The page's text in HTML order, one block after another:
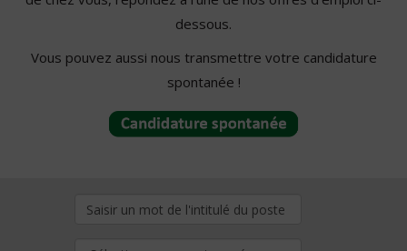
dessous.
Vous pouvez aussi nous transmettre votre candidature
spontanée !